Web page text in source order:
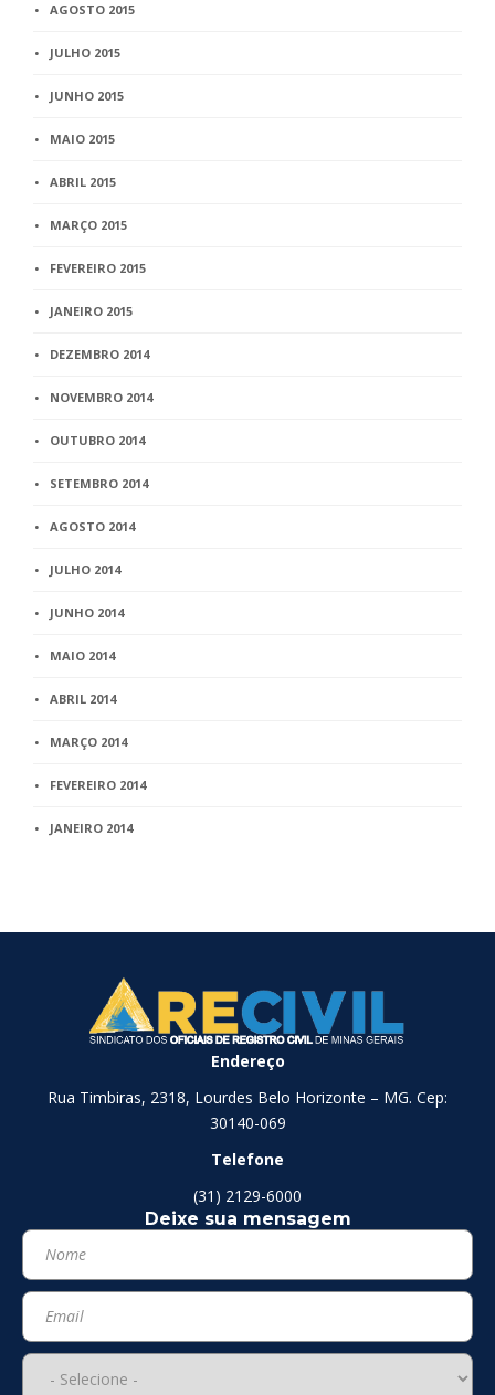
AGOSTO 2015
JULHO 2015
JUNHO 2015
MAIO 2015
ABRIL 2015
MARÇO 2015
FEVEREIRO 2015
JANEIRO 2015
DEZEMBRO 2014
NOVEMBRO 2014
OUTUBRO 2014
SETEMBRO 2014
AGOSTO 2014
JULHO 2014
JUNHO 2014
MAIO 2014
ABRIL 2014
MARÇO 2014
FEVEREIRO 2014
JANEIRO 2014
Endereço
Rua Timbiras, 2318, Lourdes Belo Horizonte – MG. Cep:
30140-069
Telefone
(31) 2129-6000
Deixe sua mensagem